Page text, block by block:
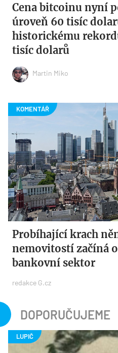
Cena bitcoinu nyní
úroveň 60 tisíc
historickému
tisíc dolarů
Martin Miko
Probíhající krach
nemovitostí začíná
bankovní sektor
redakce G.cz
DOPORUČUJEME